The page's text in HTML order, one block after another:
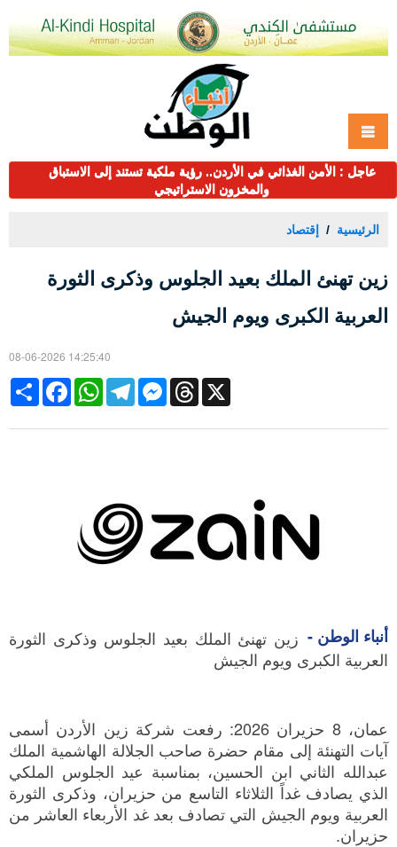
عاجل : الأمن الغذائي في الأردن.. رؤية ملكية تستند إلى الاستباق
والمخزون الاستراتيجي
الرئيسية إقتصاد
زين تهنئ الملك بعيد الجلوس وذكرى الثورة
العربية الكبرى ويوم الجيش
08-06-2026 14:25:40
Share
FacebookWhatsAppTelegramMessengerThreads X
أنباء الوطن - زين تهنئ الملك بعيد الجلوس وذكرى الثورة
العربية الكبرى ويوم الجيش
عمان، 8 حزيران 2026: رفعت شركة زين الأردن أسمى
آيات التهنئة إلى مقام حضرة صاحب الجلالة الهاشمية الملك
عبدالله الثاني ابن الحسين، بمناسبة عيد الجلوس الملكي
الذي يصادف غداً الثلاثاء التاسع من حزيران، وذكرى الثورة
العربية ويوم الجيش التي تصادف بعد غد الأربعاء العاشر من
حزيران.